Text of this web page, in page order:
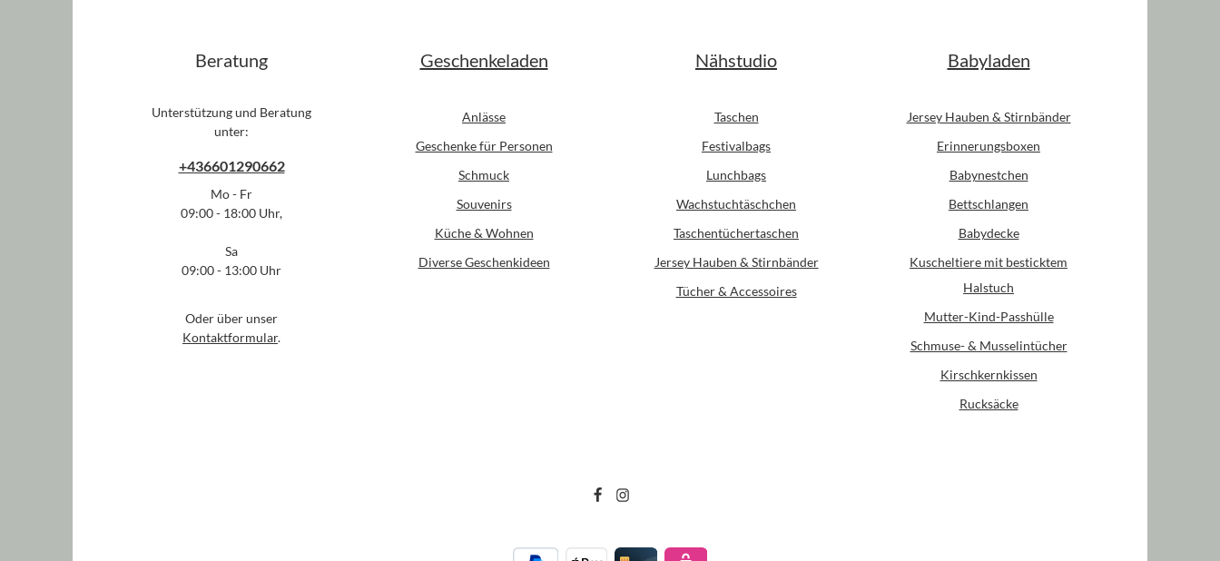
Beratung
Unterstützung und Beratung
unter:
+436601290662
Mo - Fr
09:00 - 18:00 Uhr,
Sa
09:00 - 13:00 Uhr
Oder über unser
Kontaktformular.
Geschenkeladen
Anlässe
Geschenke für Personen
Schmuck
Souvenirs
Küche & Wohnen
Diverse Geschenkideen
Nähstudio
Taschen
Festivalbags
Lunchbags
Wachstuchtäschchen
Taschentüchertaschen
Jersey Hauben & Stirnbänder
Tücher & Accessoires
Babyladen
Jersey Hauben & Stirnbänder
Erinnerungsboxen
Babynestchen
Bettschlangen
Babydecke
Kuscheltiere mit besticktem
Halstuch
Mutter-Kind-Passhülle
Schmuse- & Musselintücher
Kirschkernkissen
Rucksäcke